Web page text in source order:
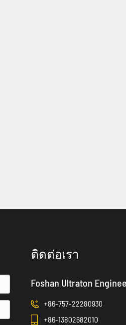
ติดต่อเรา
Foshan Ultraton
+86-757-22280930
+86-13802682010